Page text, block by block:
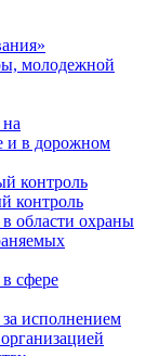
молодежной
и в дорожном
контроль
контроль
области охраны
сфере
исполнением